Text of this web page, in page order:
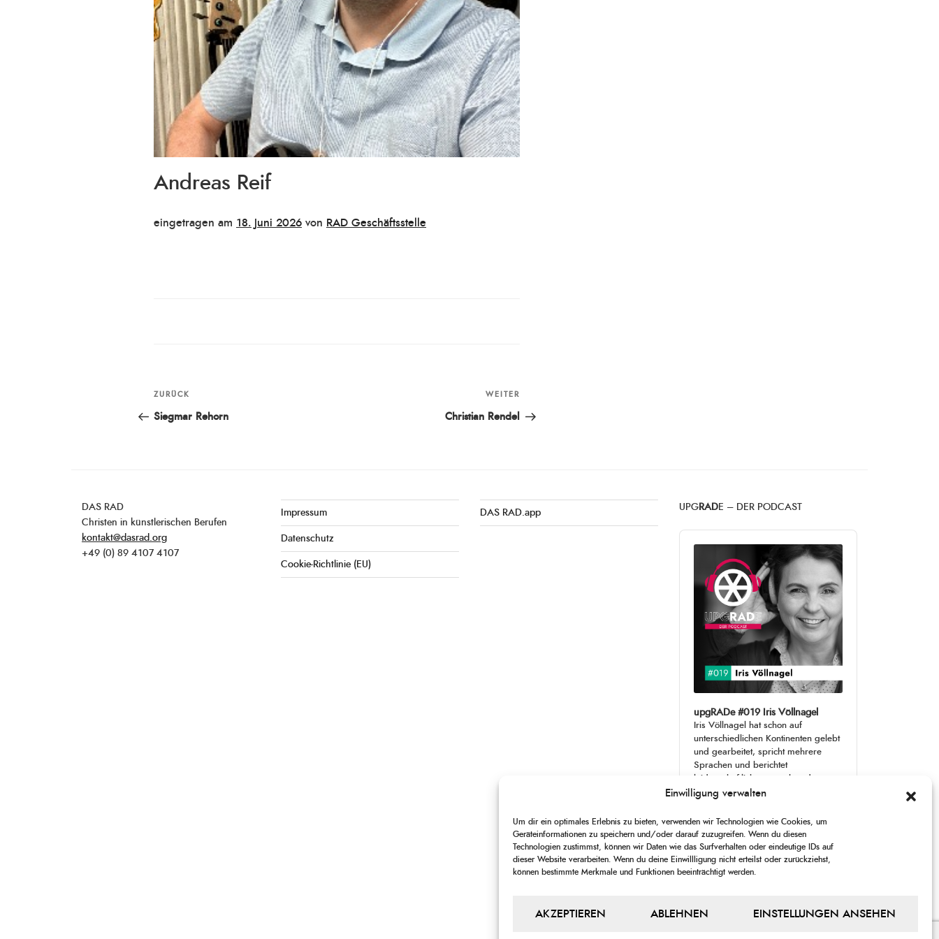
Einwilligung verwalten
Um dir ein optimales Erlebnis zu bieten, verwenden wir Technologien wie Cookies, um
Geräteinformationen zu speichern und/oder darauf zuzugreifen. Wenn du diesen
Technologien zustimmst, können wir Daten wie das Surfverhalten oder eindeutige IDs auf
dieser Website verarbeiten. Wenn du deine Einwillligung nicht erteilst oder zurückziehst,
können bestimmte Merkmale und Funktionen beeinträchtigt werden.
AKZEPTIEREN ABLEHNEN EINSTELLUNGEN ANSEHEN
Andreas Reif
eingetragen am Veröffentlicht
18. Juni 2026 von RAD Geschäftsstelle
Beitragsnavigation
Vorheriger
Beitrag
ZURÜCK
Siegmar Rehorn
Beitrag
WEITER
Christian Rendel
DAS RAD
Christen in künstlerischen Berufen
kontakt@dasrad.org
+49 (0) 89 4107 4107
Impressum
Datenschutz
Cookie-Richtlinie (EU)
DAS RAD.app
UPG RADE – DER PODCAST
Audio
upgRADe #019 Iris Völlnagel
Iris Völlnagel hat schon auf
unterschiedlichen Kontinenten gelebt
und gearbeitet, spricht mehrere
Sprachen und berichtet
leidenschaftlich gerne über das, was
sie erlebt – als Journalistin,
CHANGE
PLAYBACK
RATE
1
SKIP
BACKWARD
PLAY
PAUSE
JUMP
FORWARD
THIS
00:00 00:00
LIST
Show